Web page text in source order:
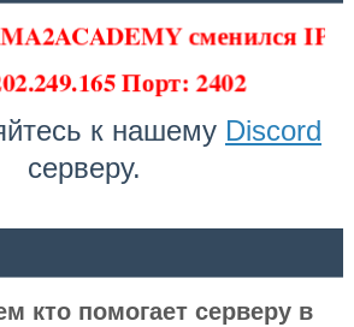
сменился IP
Порт: 2402
к нашему Discord
серверу.
кто помогает серверу в